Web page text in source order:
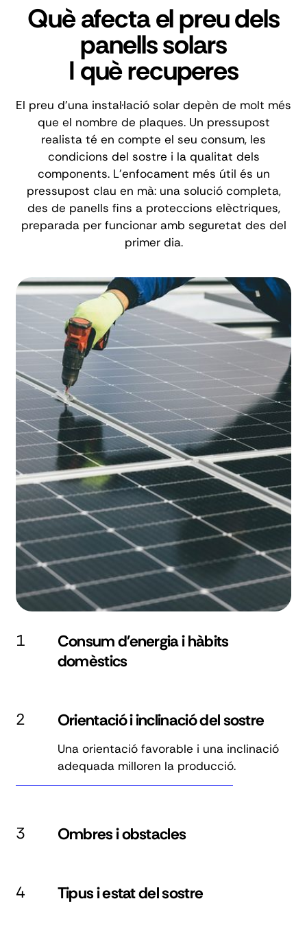
Què afecta el preu dels
panells solars
I què recuperes
El preu d'una instal·lació solar depèn de molt més
que el nombre de plaques. Un pressupost
realista té en compte el seu consum, les
condicions del sostre i la qualitat dels
components. L'enfocament més útil és un
pressupost clau en mà: una solució completa,
des de panells fins a proteccions elèctriques,
preparada per funcionar amb seguretat des del
primer dia.
1
Consum d'energia i hàbits
domèstics
2 Orientació i inclinació del sostre
Una orientació favorable i una inclinació
adequada milloren la producció.
3 Ombres i obstacles
4 Tipus i estat del sostre